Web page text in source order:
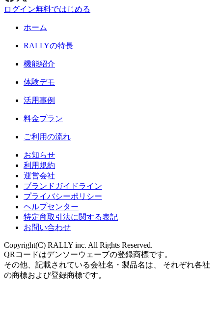
ログイン無料ではじめる
ホーム
RALLYの特長
機能紹介
体験デモ
活用事例
料金プラン
ご利用の流れ
お知らせ
利用規約
運営会社
ブランドガイドライン
プライバシーポリシー
ヘルプセンター
特定商取引法に関する表記
お問い合わせ
Copyright(C) RALLY inc. All Rights Reserved.
QRコードはデンソーウェーブの登録商標です。
その他、記載されている会社名・製品名は、 それぞれ各社
の商標および登録商標です。